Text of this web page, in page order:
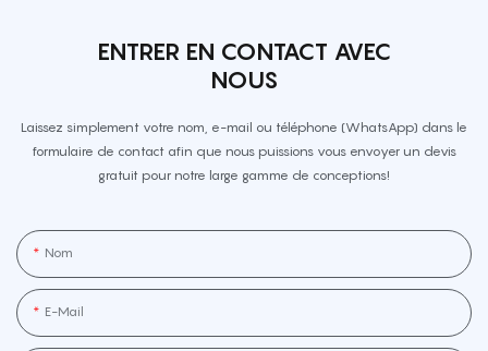
ENTRER EN CONTACT AVEC
NOUS
Laissez simplement votre nom, e-mail ou téléphone (WhatsApp) dans le
formulaire de contact afin que nous puissions vous envoyer un devis
gratuit pour notre large gamme de conceptions!
Nom
E-Mail